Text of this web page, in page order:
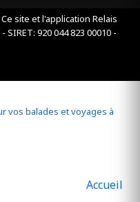
site et l'application Relais
920 044 823 00010 -
Accueil